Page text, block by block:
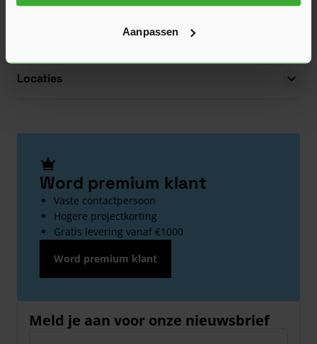
Aanpassen
Locaties
Word premium klant
Vaste contactpersoon
Hogere projectkorting
Gratis levering vanaf €1000
Word premium klant
Meld je aan voor onze nieuwsbrief